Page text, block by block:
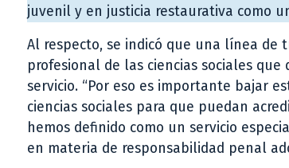
juvenil y en justicia restaurativa como
Al respecto, se indicó que una línea de
profesional de las ciencias sociales
servicio. “Por eso es importante bajar
ciencias sociales para que puedan
hemos definido como un servicio
en materia de responsabilidad penal